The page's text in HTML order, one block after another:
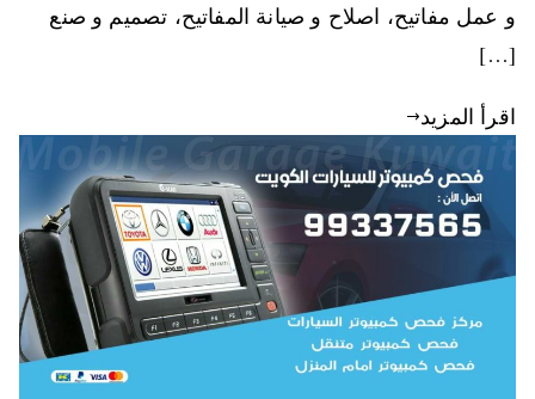
و عمل مفاتيح، اصلاح و صيانة المفاتيح، تصميم و صنع
[…]
اقرأ المزيد